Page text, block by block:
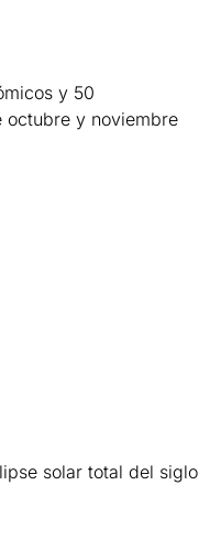
y 50
octubre y noviembre
solar total del siglo